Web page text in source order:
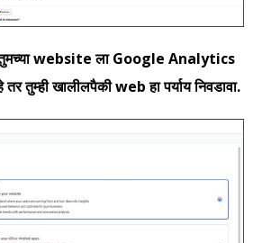
तुमच्या website ला Google Analytics
तुम्ही खालीलपैकी web हा पर्याय निवडावा.